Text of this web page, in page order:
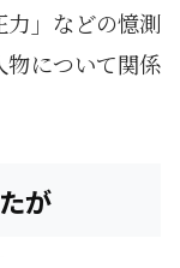
力」などの憶測
物について関係
が